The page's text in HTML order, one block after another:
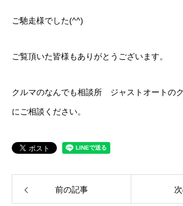
ご馳走様でした(^^)
ご覧頂いた皆様もありがとうございます。
クルマのなんでも相談所 ジャストオートの
にご相談ください。
前の記事